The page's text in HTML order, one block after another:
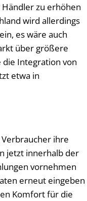
zu erhöhen
wird allerdings
es wäre auch
über größere
Integration von
etwa in
ihre
jetzt innerhalb der
vornehmen
erneut eingeben
Komfort für die